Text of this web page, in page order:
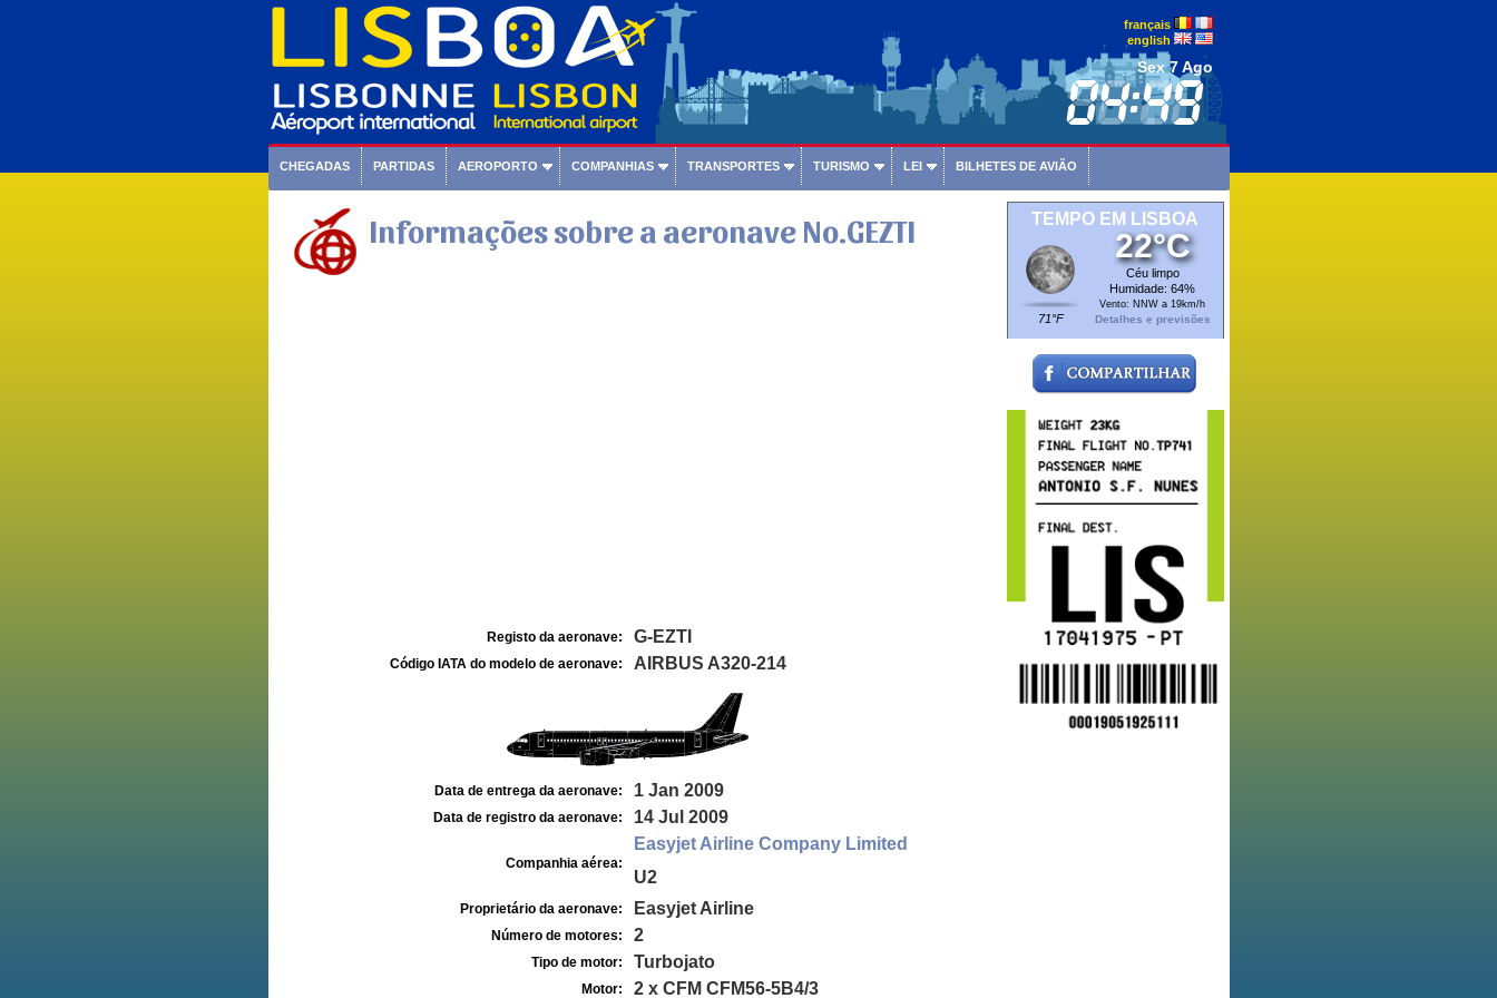
français
english
Sex 7 Ago
CHEGADAS PARTIDAS AEROPORTO COMPANHIAS TRANSPORTES TURISMO LEI BILHETES DE AVIÃO
Informações sobre a aeronave No.GEZTI
Registo da aeronave: G-EZTI
Código IATA do modelo de aeronave: AIRBUS A320-214
Data de entrega da aeronave: 1 Jan 2009
Data de registro da aeronave: 14 Jul 2009
Companhia aérea:
Easyjet Airline Company Limited
U2
Proprietário da aeronave: Easyjet Airline
Número de motores: 2
Tipo de motor: Turbojato
Motor: 2 x CFM CFM56-5B4/3
TEMPO EM LISBOA
71°F
22°C
Céu limpo
Humidade: 64%
Vento: NNW a 19km/h
Detalhes e previsões